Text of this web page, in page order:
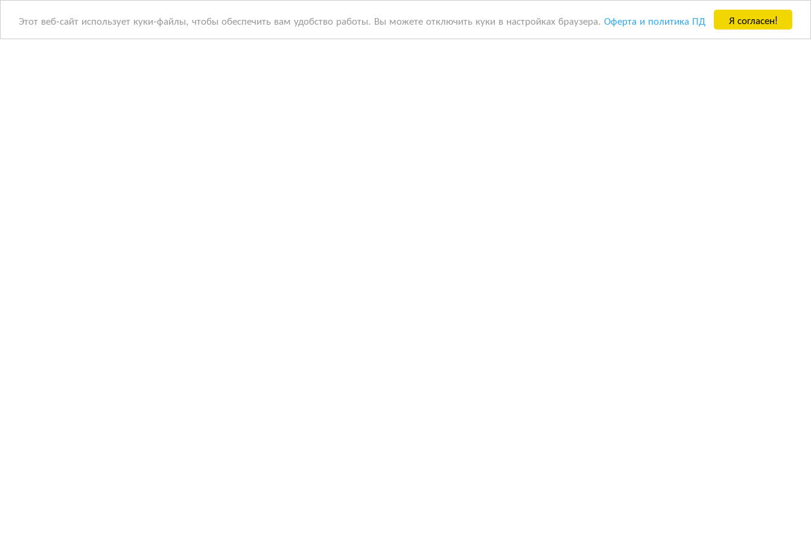
Я согласен!
Этот веб-сайт использует куки-файлы, чтобы обеспечить вам удобство работы. Вы можете отключить куки в настройках браузера. Оферта и политика ПД